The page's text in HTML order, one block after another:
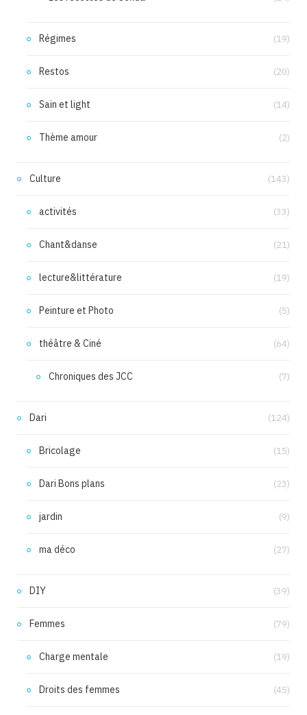
Régimes (19)
Restos (20)
Sain et light (14)
Thème amour (2)
Culture (143)
activités (33)
Chant&danse (21)
lecture&littérature (19)
Peinture et Photo (5)
théâtre & Ciné (64)
Chroniques des JCC (7)
Dari (124)
Bricolage (15)
Dari Bons plans (23)
jardin (9)
ma déco (27)
DIY (39)
Femmes (79)
Charge mentale (19)
Droits des femmes (45)